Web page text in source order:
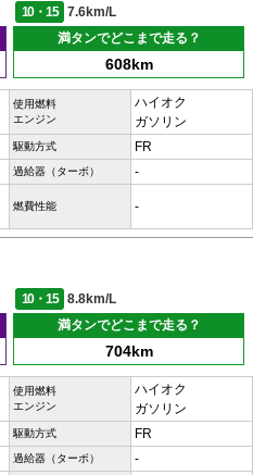
10・15
7.6km/L
満タンでどこまで走る？
608km
使用燃料
エンジン
ハイオク
ガソリン
駆動方式 FR
過給器（ターボ） -
燃費性能 -
10・15
8.8km/L
満タンでどこまで走る？
704km
使用燃料
エンジン
ハイオク
ガソリン
駆動方式 FR
過給器（ターボ） -